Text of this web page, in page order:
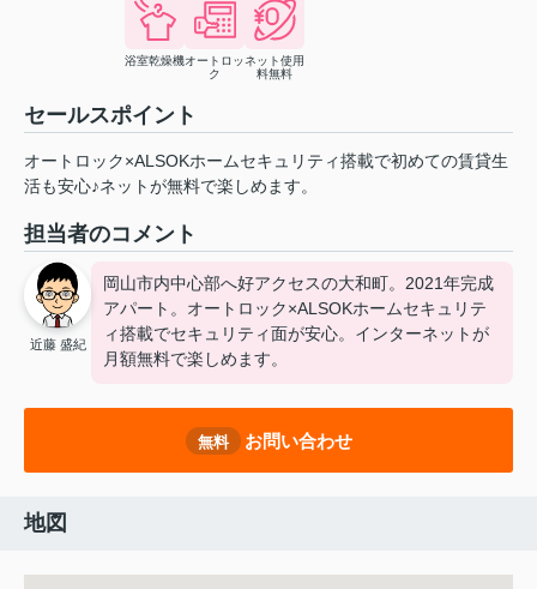
浴室乾燥機オートロッ
ク
ネット使用
料無料
セールスポイント
オートロック×ALSOKホームセキュリティ搭載で初めての賃貸生
活も安心♪ネットが無料で楽しめます。
担当者のコメント
近藤 盛紀
岡山市内中心部へ好アクセスの大和町。2021年完成
アパート。オートロック×ALSOKホームセキュリテ
ィ搭載でセキュリティ面が安心。インターネットが
月額無料で楽しめます。
無料 お問い合わせ
地図